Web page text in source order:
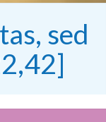
sed